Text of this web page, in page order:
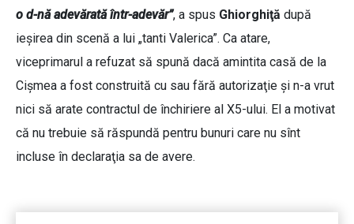
o d-nă adevărată într-adevăr”, a spus Ghiorghiţă după
ieşirea din scenă a lui „tanti Valerica”. Ca atare,
viceprimarul a refuzat să spună dacă amintita casă de la
Cişmea a fost construită cu sau fără autorizaţie şi n-a vrut
nici să arate contractul de închiriere al X5-ului. El a motivat
că nu trebuie să răspundă pentru bunuri care nu sînt
incluse în declaraţia sa de avere.